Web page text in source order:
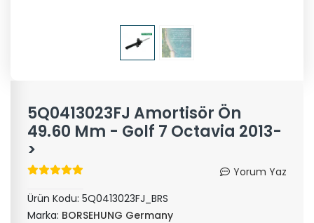
5Q0413023FJ Amortisör Ön
49.60 Mm - Golf 7 Octavia 2013-
>
Yorum Yaz
Ürün Kodu: 5Q0413023FJ_BRS
Marka: BORSEHUNG Germany